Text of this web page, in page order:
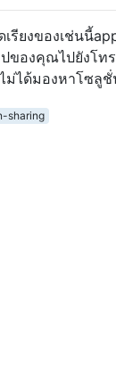
เรียงของเช่นนี้
ของคุณไปยังโท
ม่ได้มองหาโซลูชั่
sharing